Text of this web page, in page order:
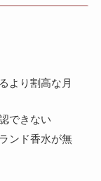
より割高な月
できない
ンド香水が無